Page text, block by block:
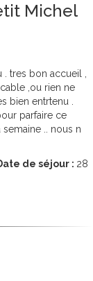
Michel
tres bon accueil ,
,ou rien ne
bien entrtenu .
parfaire ce
.. nous n
de séjour : 28